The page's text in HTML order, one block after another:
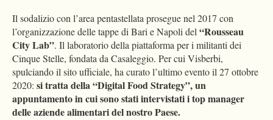
Il sodalizio con l’area pentastellata prosegue nel 2017 con
l’organizzazione delle tappe di Bari e Napoli del“Rousseau
City Lab”. Il laboratorio della piattaforma per i militanti dei
Cinque Stelle, fondata da Casaleggio. Per cui Visberbi,
spulciando il sito ufficiale, ha curato l’ultimo evento il 27 ottobre
2020: si tratta della “Digital Food Strategy”, un
appuntamento in cui sono stati intervistati i top manager
delle aziende alimentari del nostro Paese.